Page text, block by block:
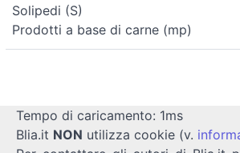
Solipedi (S)
Prodotti a base di carne (mp)
Tempo di caricamento: 1ms
Blia.it NON utilizza cookie (v.